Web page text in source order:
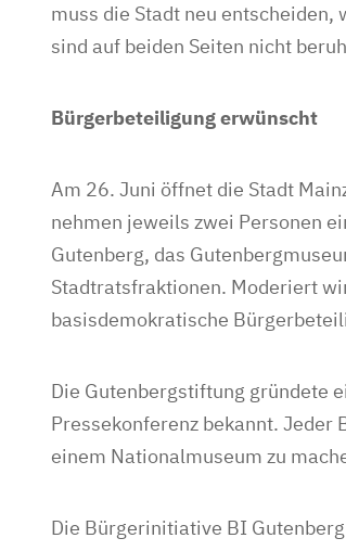
muss die Stadt neu
sind auf beiden Seiten nicht
Bürgerbeteiligung erwünscht
Am 26. Juni öffnet die Stadt
nehmen jeweils zwei Personen
Gutenberg, das
Stadtratsfraktionen. Moderiert
basisdemokratische
Die Gutenbergstiftung gründete
Pressekonferenz bekannt. Jeder
einem Nationalmuseum zu
Die Bürgerinitiative BI